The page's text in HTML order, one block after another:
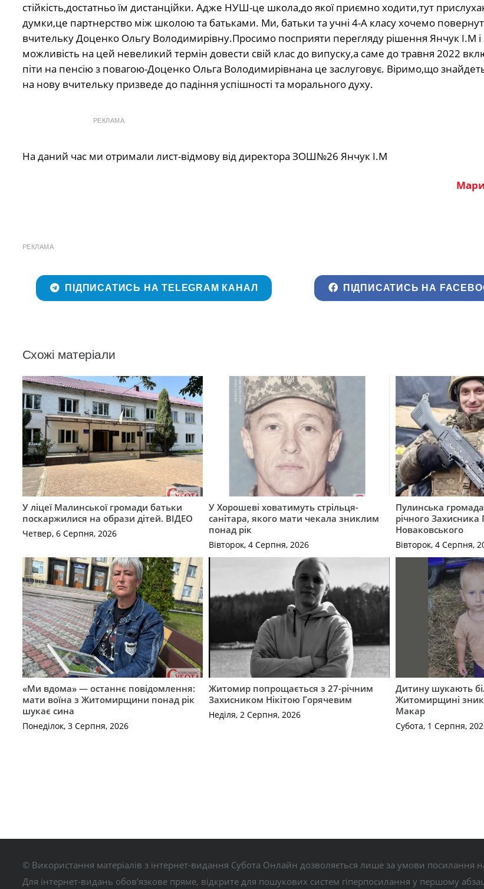
стійкість,достатньо їм дистанційки. Адже НУШ-це школа,до якої приємно ходити,тут
думки,це партнерство між школою та батьками. Ми, батьки та учні 4-А класу хочемо
вчительку Доценко Ольгу Володимирівну.Просимо посприяти перегляду рішення Янчук І.М і
можливість на цей невеликий термін довести свій клас до випуску,а саме до травня 2022
піти на пенсію з повагою-Доценко Ольга Володимирівнана це заслуговує. Віримо,що
на нову вчительку призведе до падіння успішності та морального духу.
РЕКЛАМА
На даний час ми отримали лист-відмову від директора ЗОШ№26 Янчук І.М
РЕКЛАМА
ПІДПИСАТИСЬ НА TELEGRAM КАНАЛ ПІДПИСАТИСЬ НА
Схожі матеріали
У ліцеї Малинської громади батьки
поскаржилися на образи дітей. ВІДЕО
Четвер, 6 Серпня, 2026
У Хорошеві ховатимуть стрільця-
санітара, якого мати чекала зниклим
понад рік
Вівторок, 4 Серпня, 2026
Пулинська
річного Захисника
Новаковського
Вівторок, 4 Серпня,
«Ми вдома» — останнє повідомлення:
мати воїна з Житомирщини понад рік
шукає сина
Понеділок, 3 Серпня, 2026
Житомир попрощається з 27-річним
Захисником Нікітою Горячевим
Неділя, 2 Серпня, 2026
Дитину шукають
Житомирщині зник
Макар
Субота, 1 Серпня,
© Використання матеріалів з інтернет-видання Субота Онлайн дозволяється лише за умови посилання
Для інтернет-видань обов’язкове пряме, відкрите для пошукових систем гіперпосилання у першому